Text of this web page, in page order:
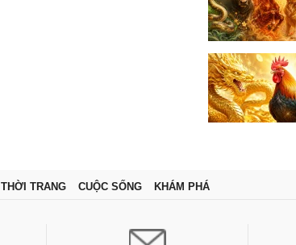
THỜI TRANG CUỘC SỐNG KHÁM PHÁ